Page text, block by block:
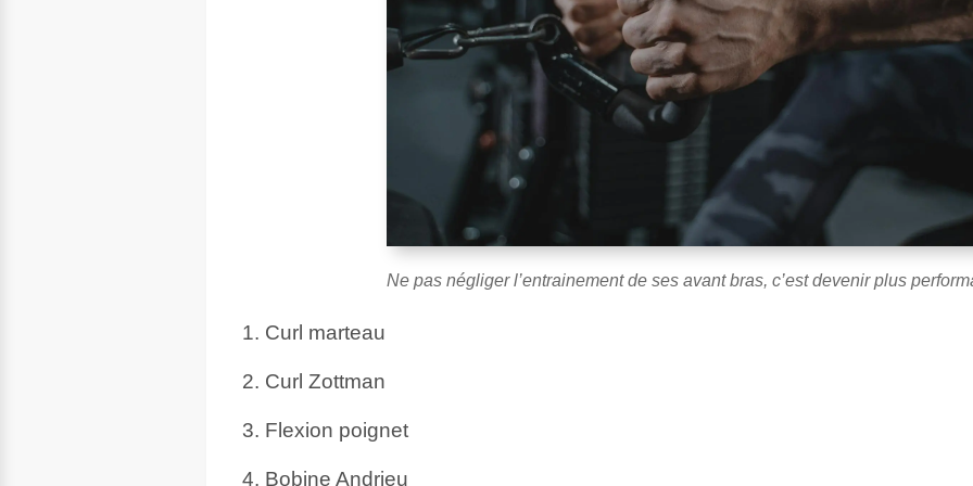
Ne pas négliger l’entrainement de ses avant bras, c’est devenir plus
Curl marteau
Curl Zottman
Flexion poignet
Bobine Andrieu